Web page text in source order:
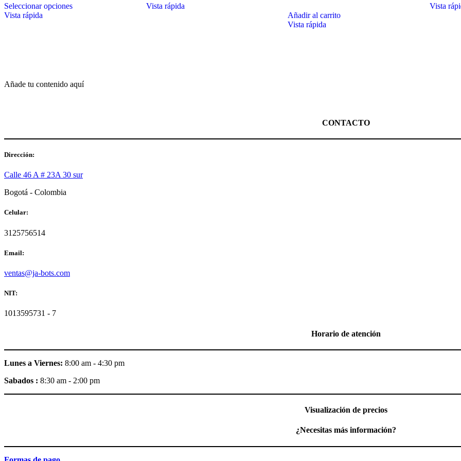
Seleccionar opcionesproducto
elegir
en
Vista rápida
Vista rápida
Añadir al carrito
Vista rápida
Vista
Añade tu contenido aquí
CONTACTO
Dirección:
Calle 46 A # 23A 30 sur
Bogotá - Colombia
Celular:
3125756514
Email:
ventas@ja-bots.com
NIT:
1013595731 - 7
Horario de atención
Lunes a Viernes: 8:00 am - 4:30 pm
Sabados : 8:30 am - 2:00 pm
Visualización de precios
¿Necesitas más información?